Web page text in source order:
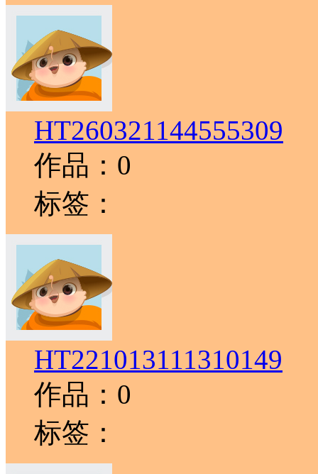
HT260321144555309
作品：0
标签：
HT221013111310149
作品：0
标签：